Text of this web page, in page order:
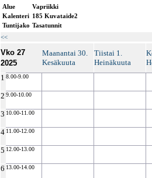
Alue
Vapriikki
Kalenteri 185 Kuvataide2
Tuntijako Tasatunnit
<<
Vko 27
2025
Maanantai 30.
Kesäkuuta
Tiistai 1.
Heinäkuuta
1 8.00-9.00
2 9.00-10.00
3 10.00-11.00
4 11.00-12.00
5 12.00-13.00
6 13.00-14.00